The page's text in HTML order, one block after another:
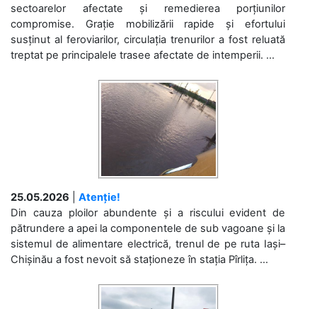
sectoarelor afectate și remedierea porțiunilor
compromise. Grație mobilizării rapide și efortului
susținut al feroviarilor, circulația trenurilor a fost reluată
treptat pe principalele trasee afectate de intemperii. ...
25.05.2026
Atenție!
Din cauza ploilor abundente și a riscului evident de
pătrundere a apei la componentele de sub vagoane și la
sistemul de alimentare electrică, trenul de pe ruta Iași–
Chișinău a fost nevoit să staționeze în stația Pîrlița. ...